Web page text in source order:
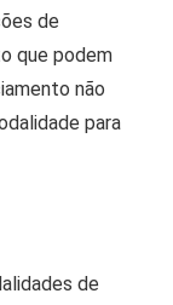
de
que podem
não
para
de